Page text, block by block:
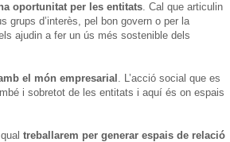
oportunitat per les entitats. Cal que articulin
grups d’interès, pel bon govern o per la
ajudin a fer un ús més sostenible dels
el món empresarial . L’acció social que es
i sobretot de les entitats i aquí és on espais
treballarem per generar espais de relació